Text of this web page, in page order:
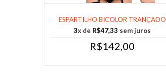
ESPARTILHO BICOLOR TRANÇADO
FRENTE TAMAN......
3x de R$47,33 sem juros
R$142,00